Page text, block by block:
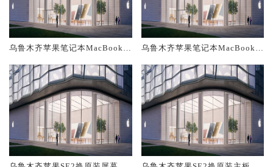
乌鲁木齐苹果笔记本MacBook A
钱
乌鲁木齐苹果笔记本MacBook A
钱